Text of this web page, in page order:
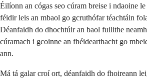
Éilíonn an cógas seo cúram breise i ndaoine
féidir leis an mbaol go gcruthófar téachtáin
Déanfaidh do dhochtúir an baol fuilithe
cúramach i gcoinne an fhéidearthacht go
ann.
Má tá galar croí ort, déanfaidh do fhoireann